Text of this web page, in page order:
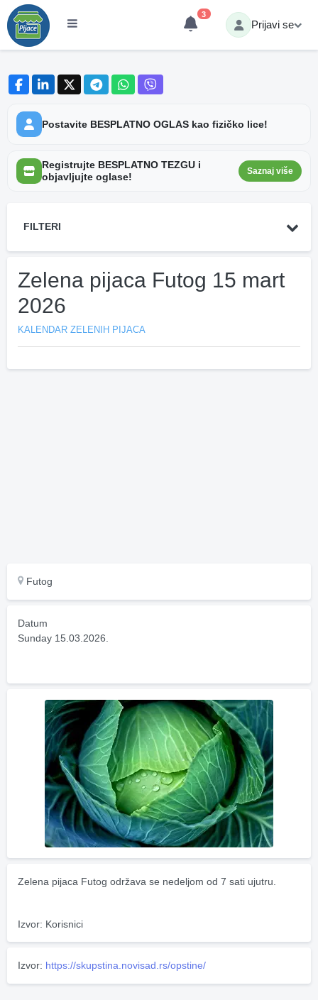
3
Prijavi se
Postavite BESPLATNO OGLAS kao fizičko lice!
Registrujte BESPLATNO TEZGU i
objavljujte oglase!
Saznaj više
FILTERI
Zelena pijaca Futog 15 mart
2026
KALENDAR ZELENIH PIJACA
Futog
Datum
Sunday 15.03.2026.
Zelena pijaca Futog održava se nedeljom od 7 sati ujutru.
Izvor: Korisnici
Izvor: https://skupstina.novisad.rs/opstine/